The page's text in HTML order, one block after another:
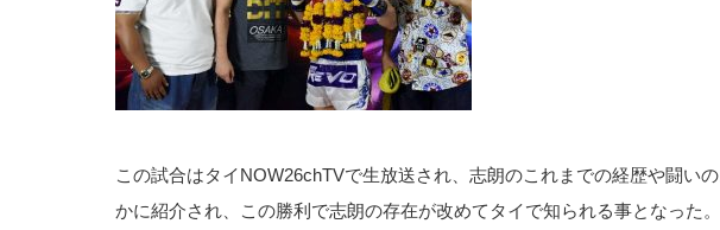
この試合はタイNOW26chTVで生放送され、志朗のこれまでの経歴や闘い
かに紹介され、この勝利で志朗の存在が改めてタイで知られる事となった